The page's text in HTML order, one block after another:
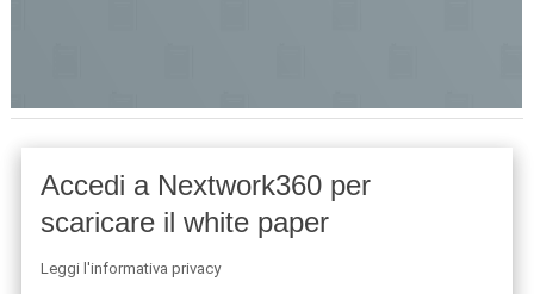
Accedi a Nextwork360 per
scaricare il white paper
Leggi l'informativa privacy